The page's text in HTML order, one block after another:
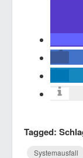
Tagged:
Systemausfall